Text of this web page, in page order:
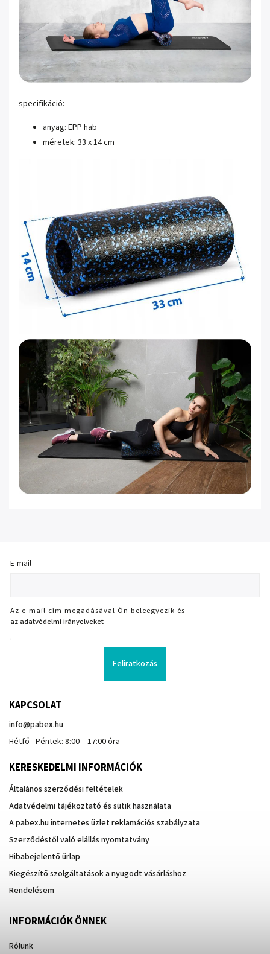
specifikáció:
anyag: EPP hab
méretek: 33 x 14 cm
E-mail
Az e-mail cím megadásával Ön beleegyezik és
az adatvédelmi irányelveket
.
Feliratkozás
KAPCSOLAT
info@pabex.hu
Hétfő - Péntek: 8:00 – 17:00 óra
KERESKEDELMI INFORMÁCIÓK
Általános szerződési feltételek
Adatvédelmi tájékoztató és sütik használata
A pabex.hu internetes üzlet reklamációs szabályzata
Szerződéstől való elállás nyomtatvány
Hibabejelentő űrlap
Kiegészítő szolgáltatások a nyugodt vásárláshoz
Rendelésem
INFORMÁCIÓK ÖNNEK
Rólunk